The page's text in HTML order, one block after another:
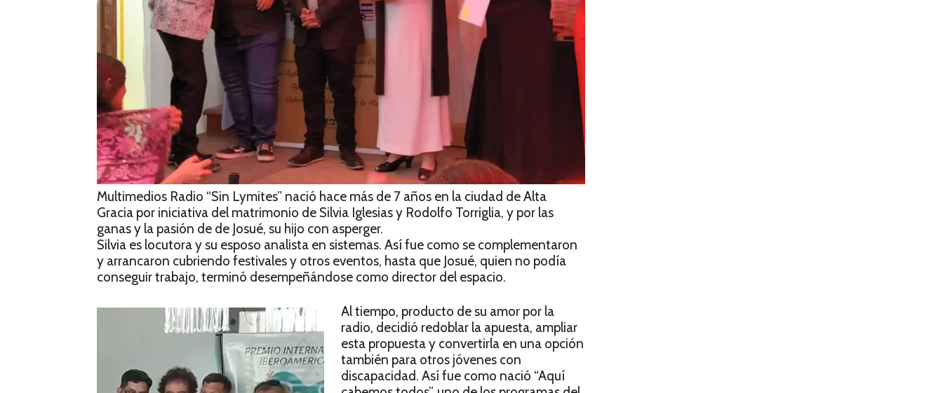
Multimedios Radio “Sin Lymites” nació hace más de 7 años en la ciudad de Alta
Gracia por iniciativa del matrimonio de Silvia Iglesias y Rodolfo Torriglia, y por las
ganas y la pasión de de Josué, su hijo con asperger.
Silvia es locutora y su esposo analista en sistemas. Así fue como se complementaron
y arrancaron cubriendo festivales y otros eventos, hasta que Josué, quien no podía
conseguir trabajo, terminó desempeñándose como director del espacio.
Al tiempo, producto de su amor por la
radio, decidió redoblar la apuesta, ampliar
esta propuesta y convertirla en una opción
también para otros jóvenes con
discapacidad. Así fue como nació “Aquí